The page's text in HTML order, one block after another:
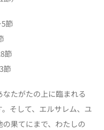
節
節
節
たがたの上に臨まれる
そして、エルサレム、ユ
果てにまで、わたしの